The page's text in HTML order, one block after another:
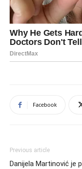
Facebook
Previous article
Danijela Martinović je